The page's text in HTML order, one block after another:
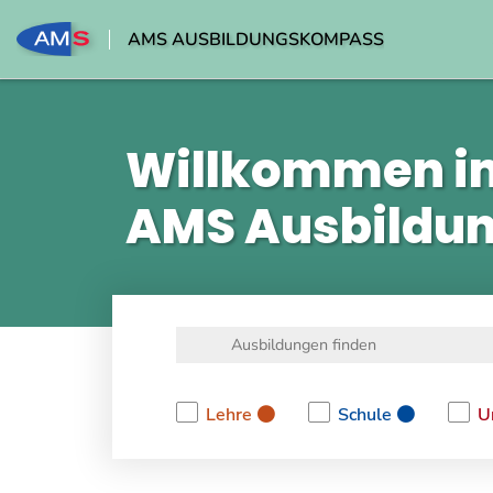
AMS AUSBILDUNGSKOMPASS
Willkommen
AMS
Lehre
Schule